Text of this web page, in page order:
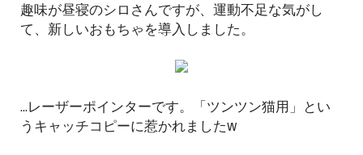
趣味が昼寝のシロさんですが、運動不足な気がし
て、新しいおもちゃを導入しました。
...レーザーポインターです。「ツンツン猫用」とい
うキャッチコピーに惹かれましたw